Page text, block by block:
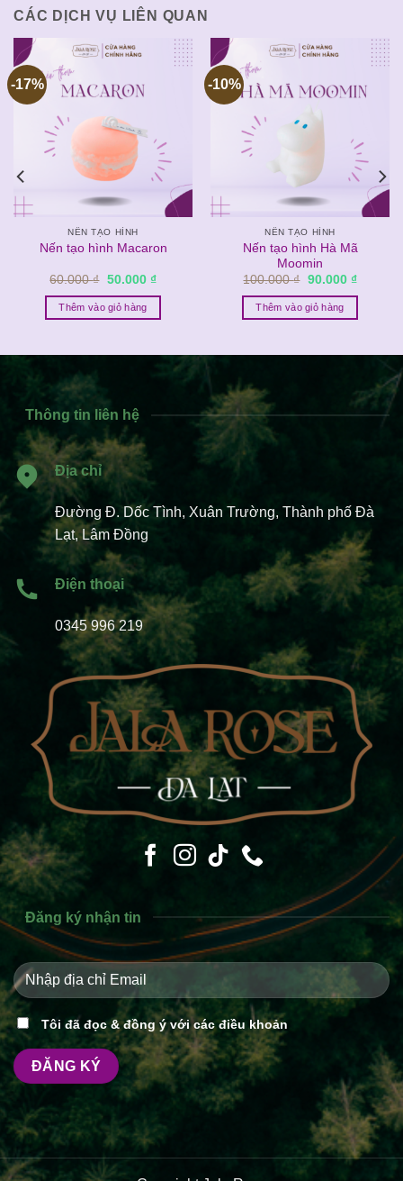
CÁC DỊCH VỤ LIÊN QUAN
-17%
NẾN TẠO HÌNH
Nến tạo hình Macaron
60.000₫ Giá
là:
60.000 ₫.
50.000 ₫Giá
Thêm vào giỏ hàng
-10%
NẾN TẠO HÌNH
Nến tạo hình Hà Mã
Moomin
100.000₫ Giá
là:
100.000 ₫.
90.000 ₫Giá
Thêm vào giỏ hàng
Thông tin liên hệ
Địa chỉ
Đường Đ. Dốc Tình, Xuân Trường, Thành phố Đà
Lạt, Lâm Đồng
Điện thoại
0345 996 219
Đăng ký nhận tin
Tôi đã đọc & đồng ý với các điều khoản